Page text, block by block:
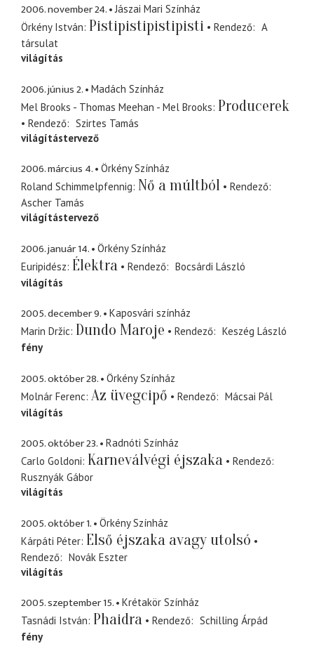
2006. november 24.
Jászai Mari Színház
Örkény István Pistipistipistipisti Rendező
A
társulat
világítás
2006. június 2.
Madách Színház
Mel Brooks - Thomas Meehan - Mel Brooks Producerek
Rendező
Szirtes Tamás
világítástervező
2006. március 4.
Örkény Színház
Roland Schimmelpfennig Nő a múltból
Rendező
Ascher Tamás
világítástervező
2006. január 14.
Örkény Színház
Euripidész Élektra Rendező
Bocsárdi László
világítás
2005. december 9.
Kaposvári színház
Marin Držic Dundo Maroje Rendező
Keszég László
fény
2005. október 28.
Örkény Színház
Molnár Ferenc Az üvegcipő Rendező
Mácsai Pál
világítás
2005. október 23.
Radnóti Színház
Carlo Goldoni Karneválvégi éjszaka
Rendező
Rusznyák Gábor
világítás
2005. október 1.
Örkény Színház
Kárpáti Péter Első éjszaka avagy utolsó
Rendező
Novák Eszter
világítás
2005. szeptember 15.
Krétakör Színház
Tasnádi István Phaidra Rendező
Schilling Árpád
fény